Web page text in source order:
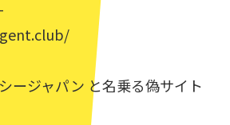
ージャパン と名乗る偽サイト